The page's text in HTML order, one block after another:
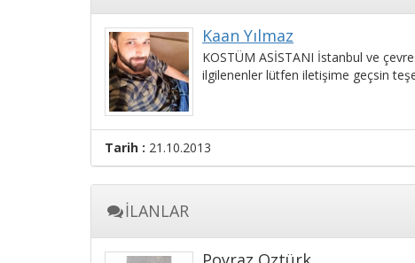
Kaan Yılmaz
KOSTÜM ASİSTANI İstanbul ve
ilgilenenler lütfen iletişime geçsin
Tarih : 21.10.2013
İLANLAR